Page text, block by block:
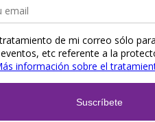
Teaming Gatitos